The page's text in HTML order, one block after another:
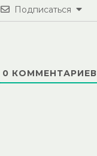
Подписаться
0 КОММЕНТАРИЕВ